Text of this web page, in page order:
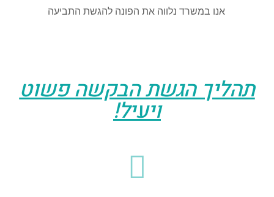
אנו במשרד נלווה את הפונה להגשת התביעה
תהליך הגשת הבקשה פשוט
ויעיל!